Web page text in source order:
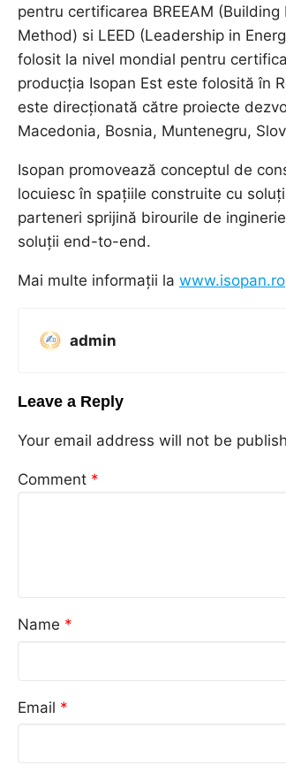
pentru certificarea BREEAM
Method) si LEED (Leadership in
folosit la nivel mondial pentru
producția Isopan Est este folosită în
este direcționată către proiecte
Macedonia, Bosnia, Muntenegru,
Isopan promovează conceptul de
locuiesc în spațiile construite cu
parteneri sprijină birourile de
soluții end-to-end.
Mai multe informații la www.isopan.ro
admin
Leave a Reply
Your email address will not be
Comment *
Name *
Email *